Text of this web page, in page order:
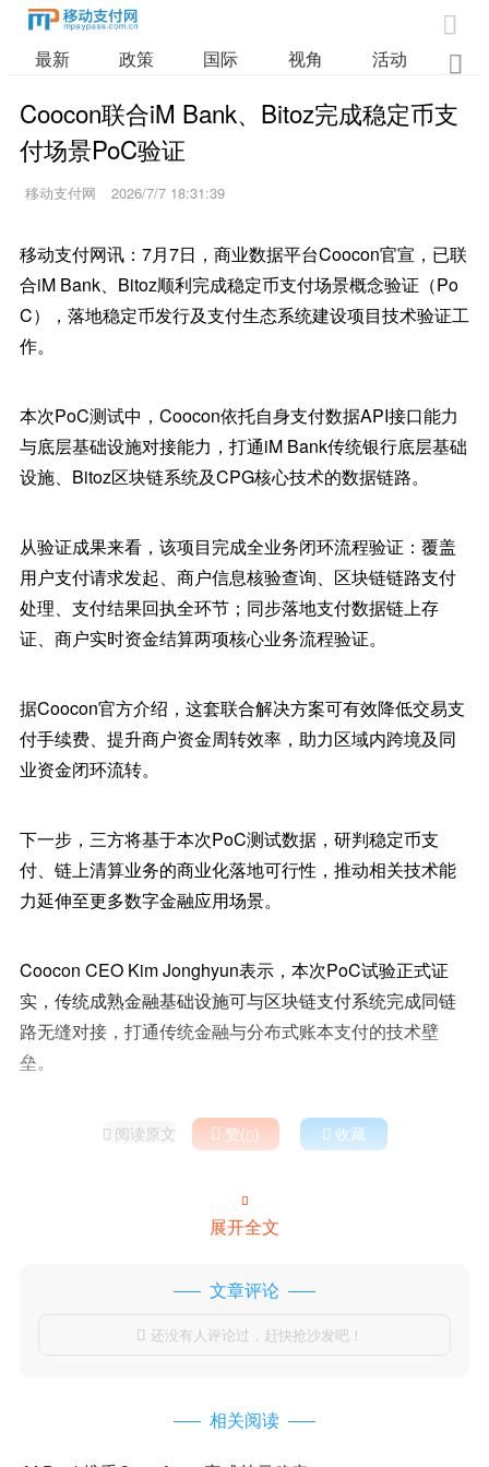

最新 政策 国际 视角 活动 业

Coocon联合iM Bank、Bitoz完成稳定币支
付场景PoC验证
移动支付网 2026/7/7 18:31:39
移动支付网讯：7月7日，商业数据平台Coocon官宣，已联
合iM Bank、Bitoz顺利完成稳定币支付场景概念验证（Po
C），落地稳定币发行及支付生态系统建设项目技术验证工
作。
本次PoC测试中，Coocon依托自身支付数据API接口能力
与底层基础设施对接能力，打通iM Bank传统银行底层基础
设施、Bitoz区块链系统及CPG核心技术的数据链路。
从验证成果来看，该项目完成全业务闭环流程验证：覆盖
用户支付请求发起、商户信息核验查询、区块链链路支付
处理、支付结果回执全环节；同步落地支付数据链上存
证、商户实时资金结算两项核心业务流程验证。
据Coocon官方介绍，这套联合解决方案可有效降低交易支
付手续费、提升商户资金周转效率，助力区域内跨境及同
业资金闭环流转。
下一步，三方将基于本次PoC测试数据，研判稳定币支
付、链上清算业务的商业化落地可行性，推动相关技术能
力延伸至更多数字金融应用场景。
Coocon CEO Kim Jonghyun表示，本次PoC试验正式证
实，传统成熟金融基础设施可与区块链支付系统完成同链
路无缝对接，打通传统金融与分布式账本支付的技术壁
垒。
 阅读原文  赞()  收藏

展开全文
文章评论
 还没有人评论过，赶快抢沙发吧！
相关阅读